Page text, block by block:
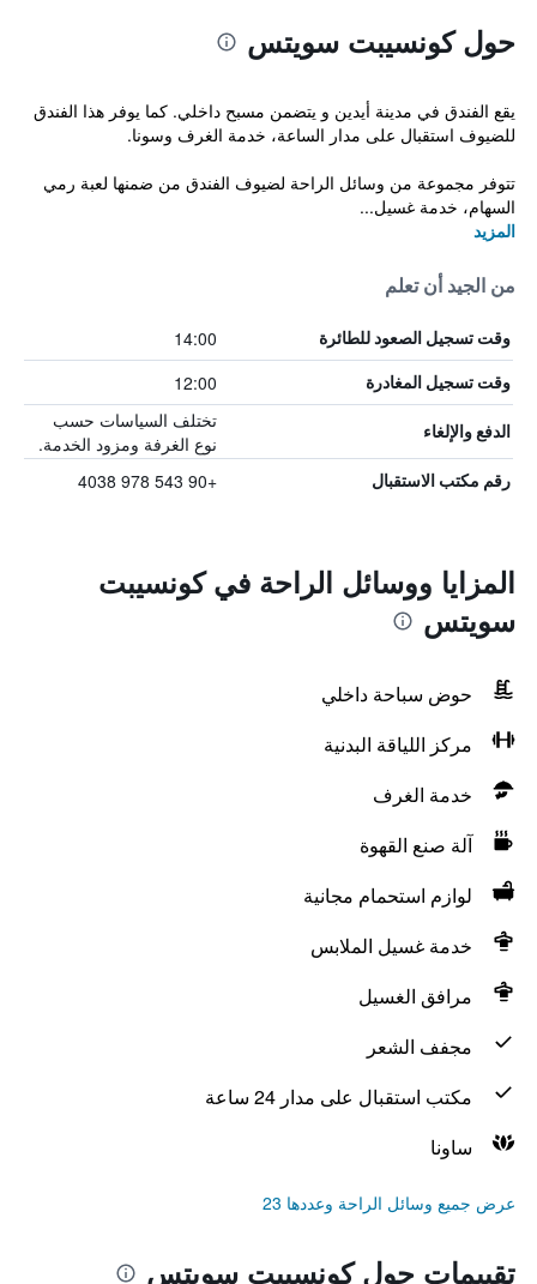
حول كونسيبت سويتس
يقع الفندق في مدينة أيدين و يتضمن مسبح داخلي. كما يوفر هذا الفندق
للضيوف استقبال على مدار الساعة، خدمة الغرف وسونا.
تتوفر مجموعة من وسائل الراحة لضيوف الفندق من ضمنها لعبة رمي
السهام، خدمة غسيل...
المزيد
من الجيد أن تعلم
وقت تسجيل الصعود للطائرة 14:00
وقت تسجيل المغادرة 12:00
الدفع والإلغاء
تختلف السياسات حسب
نوع الغرفة ومزود الخدمة.
رقم مكتب الاستقبال +90 543 978 4038
المزايا ووسائل الراحة في كونسيبت
سويتس
حوض سباحة داخلي
مركز اللياقة البدنية
خدمة الغرف
آلة صنع القهوة
لوازم استحمام مجانية
خدمة غسيل الملابس
مرافق الغسيل
مجفف الشعر
مكتب استقبال على مدار 24 ساعة
ساونا
عرض جميع وسائل الراحة وعددها 23
تقييمات حول كونسيبت سويتس